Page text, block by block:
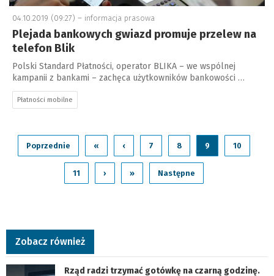
04.10.2019 (09:27) – informacja prasowa
Plejada bankowych gwiazd promuje przelew na
telefon Blik
Polski Standard Płatności, operator BLIKA – we wspólnej
kampanii z bankami – zachęca użytkowników bankowości …
Płatności mobilne
Poprzednie « ‹ 7 8 9 10
11 › » Następne
Zobacz również
Rząd radzi trzymać gotówkę na czarną godzinę.